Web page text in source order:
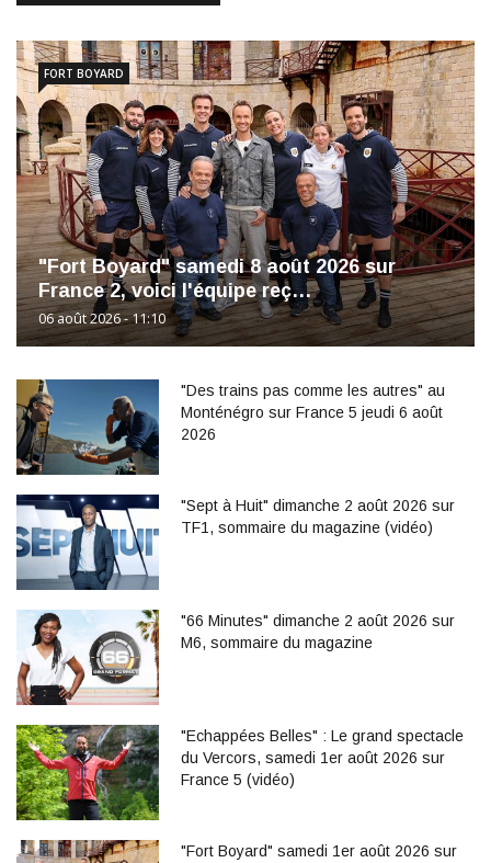
"Fort Boyard" samedi 8 août 2026 sur
France 2, voici l'équipe reç…
06 août 2026 - 11:10
FORT BOYARD
"Des trains pas comme les autres" au
Monténégro sur France 5 jeudi 6 août
2026
"Sept à Huit" dimanche 2 août 2026 sur
TF1, sommaire du magazine (vidéo)
"66 Minutes" dimanche 2 août 2026 sur
M6, sommaire du magazine
"Echappées Belles" : Le grand spectacle
du Vercors, samedi 1er août 2026 sur
France 5 (vidéo)
"Fort Boyard" samedi 1er août 2026 sur